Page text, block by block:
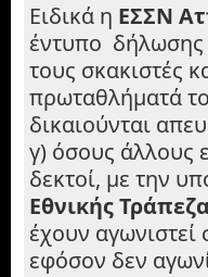
Ειδικά η ΕΣΣΝ
έντυπο δήλωσης
τους σκακιστές
πρωταθλήματά
δικαιούνται
γ) όσους άλλους
δεκτοί, με την
Εθνικής
έχουν
εφόσον δεν